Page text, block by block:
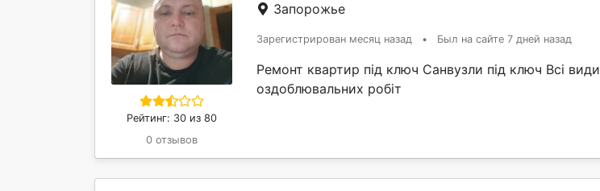
Рейтинг: 30 из 80
0 отзывов
Запорожье
Зарегистрирован месяц назад • Был на сайте 7 дней назад
Ремонт квартир під ключ Санвузли під ключ Всі види
оздоблювальних робіт